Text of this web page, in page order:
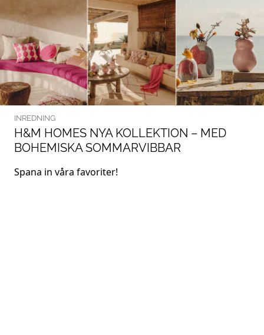
INREDNING
H&M HOMES NYA KOLLEKTION – MED
BOHEMISKA SOMMARVIBBAR
Spana in våra favoriter!